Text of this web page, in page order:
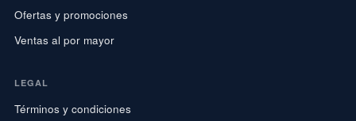
Ofertas y promociones
Ventas al por mayor
LEGAL
Términos y condiciones